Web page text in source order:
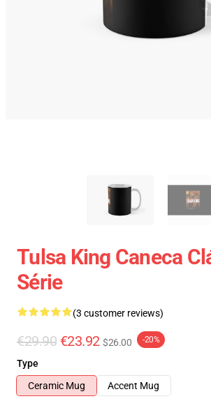
Tulsa King Caneca
Série
(3 customer reviews)
€29.90 €23.92 $26.00 -20%
Type
Ceramic Mug
Accent Mug